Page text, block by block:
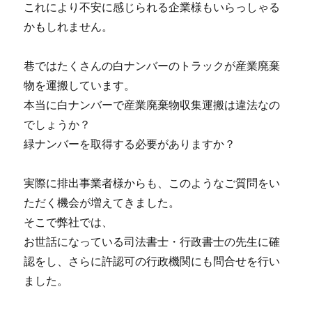
これにより不安に感じられる企業様もいらっしゃる
かもしれません。
巷ではたくさんの白ナンバーのトラックが産業廃棄
物を運搬しています。
本当に白ナンバーで産業廃棄物収集運搬は違法なの
でしょうか？
緑ナンバーを取得する必要がありますか？
実際に排出事業者様からも、このようなご質問をい
ただく機会が増えてきました。
そこで弊社では、
お世話になっている司法書士・行政書士の先生に確
認をし、さらに許認可の行政機関にも問合せを行い
ました。